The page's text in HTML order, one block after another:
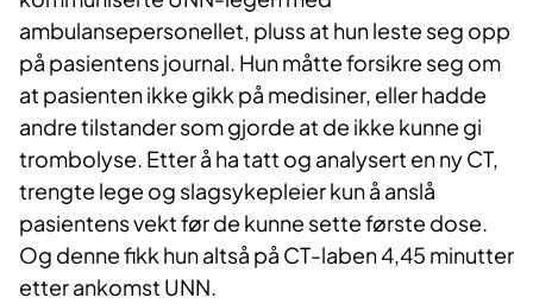
ambulansepersonellet, pluss at hun leste seg opp
på pasientens journal. Hun måtte forsikre seg om
at pasienten ikke gikk på medisiner, eller hadde
andre tilstander som gjorde at de ikke kunne gi
trombolyse. Etter å ha tatt og analysert en ny CT,
trengte lege og slagsykepleier kun å anslå
pasientens vekt før de kunne sette første dose.
Og denne fikk hun altså på CT-laben 4,45 minutter
etter ankomst UNN.